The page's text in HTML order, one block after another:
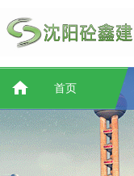
首页